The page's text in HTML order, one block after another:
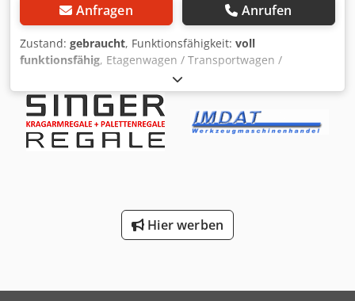
Anfragen Anrufen
Zustand: gebraucht, Funktionsfähigkeit: voll
funktionsfähig, Etagenwagen / Transportwagen /
Kommissionierwagen / bis zu 7 Etagen / 3 Gitterwände / 3
Böden Djdpfxsyw Nths Agyock
Hier werben